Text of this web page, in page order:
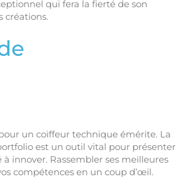
qui fera la fierté de son
créations.
un coiffeur technique émérite. La
est un outil vital pour présenter
innover. Rassembler ses meilleures
compétences en un coup d’œil.